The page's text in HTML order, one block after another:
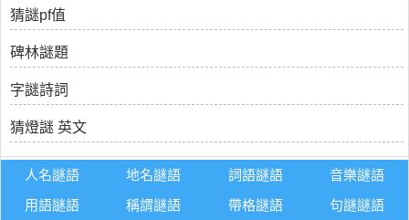
猜謎pf值
碑林謎題
字謎詩詞
猜燈謎 英文
人名謎語 地名謎語 詞語謎語
音樂謎語
用語謎語
稱謂謎語 帶格謎語 句謎謎語